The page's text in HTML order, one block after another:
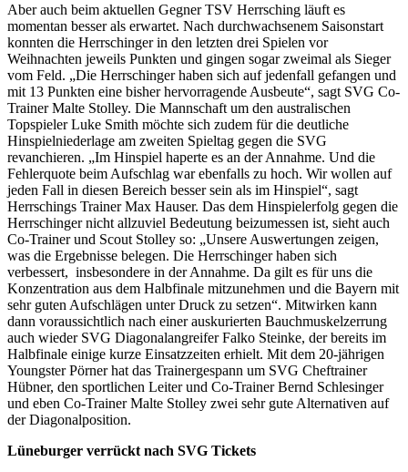
Aber auch beim aktuellen Gegner TSV Herrsching läuft es
momentan besser als erwartet. Nach durchwachsenem Saisonstart
konnten die Herrschinger in den letzten drei Spielen vor
Weihnachten jeweils Punkten und gingen sogar zweimal als Sieger
vom Feld. „Die Herrschinger haben sich auf jedenfall gefangen und
mit 13 Punkten eine bisher hervorragende Ausbeute“, sagt SVG Co-
Trainer Malte Stolley. Die Mannschaft um den australischen
Topspieler Luke Smith möchte sich zudem für die deutliche
Hinspielniederlage am zweiten Spieltag gegen die SVG
revanchieren. „Im Hinspiel haperte es an der Annahme. Und die
Fehlerquote beim Aufschlag war ebenfalls zu hoch. Wir wollen auf
jeden Fall in diesen Bereich besser sein als im Hinspiel“, sagt
Herrschings Trainer Max Hauser. Das dem Hinspielerfolg gegen die
Herrschinger nicht allzuviel Bedeutung beizumessen ist, sieht auch
Co-Trainer und Scout Stolley so: „Unsere Auswertungen zeigen,
was die Ergebnisse belegen. Die Herrschinger haben sich
verbessert, insbesondere in der Annahme. Da gilt es für uns die
Konzentration aus dem Halbfinale mitzunehmen und die Bayern mit
sehr guten Aufschlägen unter Druck zu setzen“. Mitwirken kann
dann voraussichtlich nach einer auskurierten Bauchmuskelzerrung
auch wieder SVG Diagonalangreifer Falko Steinke, der bereits im
Halbfinale einige kurze Einsatzzeiten erhielt. Mit dem 20-jährigen
Youngster Pörner hat das Trainergespann um SVG Cheftrainer
Hübner, den sportlichen Leiter und Co-Trainer Bernd Schlesinger
und eben Co-Trainer Malte Stolley zwei sehr gute Alternativen auf
der Diagonalposition.
Lüneburger verrückt nach SVG Tickets